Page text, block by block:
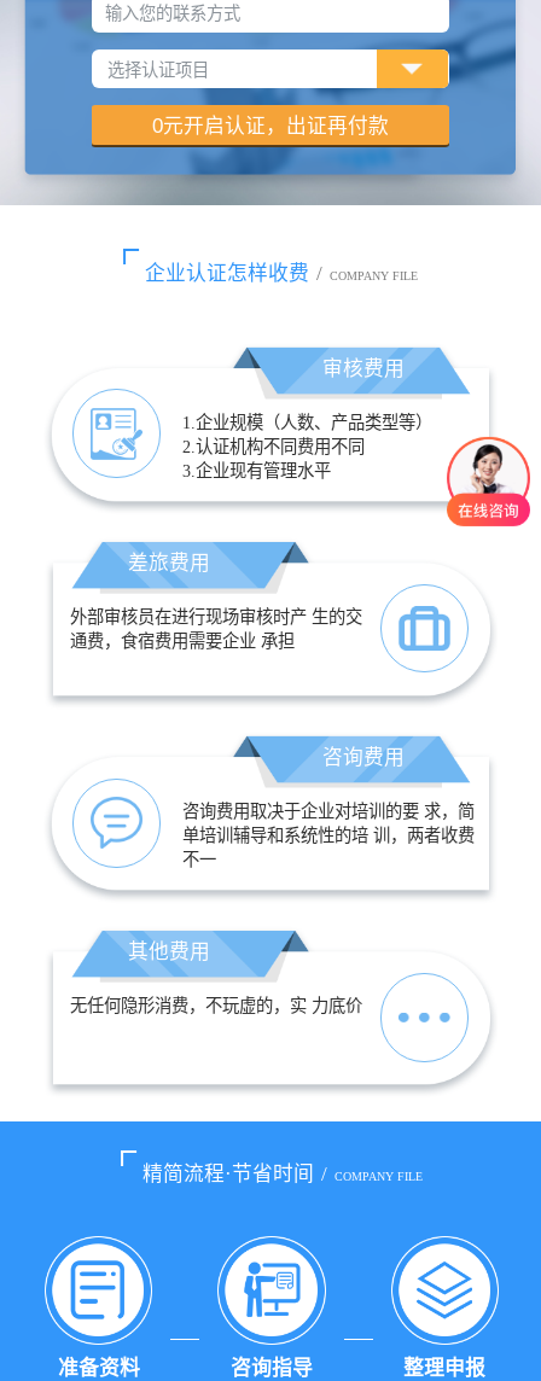
输入您的联系方式
企业认证怎样收费 / COMPANY FILE
审核费用
1.企业规模（人数、产品类型等）
2.认证机构不同费用不同
3.企业现有管理水平
差旅费用
外部审核员在进行现场审核时产 生的交
通费，食宿费用需要企业 承担
咨询费用
咨询费用取决于企业对培训的要 求，简
单培训辅导和系统性的培 训，两者收费
不一
其他费用
无任何隐形消费，不玩虚的，实 力底价
精简流程·节省时间 / COMPANY FILE
准备资料 咨询指导 整理申报